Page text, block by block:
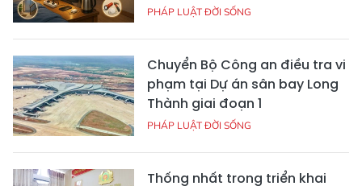
PHÁP LUẬT ĐỜI SỐNG
Chuyển Bộ Công an điều tra vi
phạm tại Dự án sân bay Long
Thành giai đoạn 1
PHÁP LUẬT ĐỜI SỐNG
Thống nhất trong triển khai